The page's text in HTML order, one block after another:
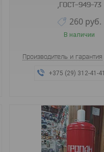
,ГОСТ-949-73
260 руб.
В наличии
Производитель и гарантия
+375 (29) 312-41-41